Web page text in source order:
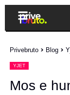
Privebruto > Blog >
YJET
Mos e